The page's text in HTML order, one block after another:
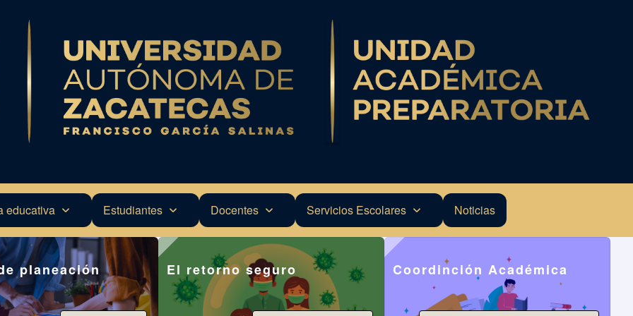
educativa Estudiantes Docentes Servicios Escolares Noticias
planeación El retorno seguro Coordinción Académica